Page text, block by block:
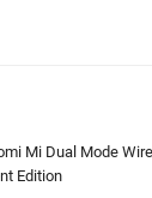
Mi Dual Mode
Edition